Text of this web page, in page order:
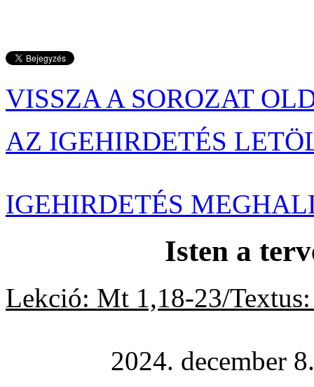
VISSZA A SOROZAT
AZ IGEHIRDETÉS
IGEHIRDETÉS
Isten a
Lekció: Mt 1,18-23/Textus:
2024. december 8.